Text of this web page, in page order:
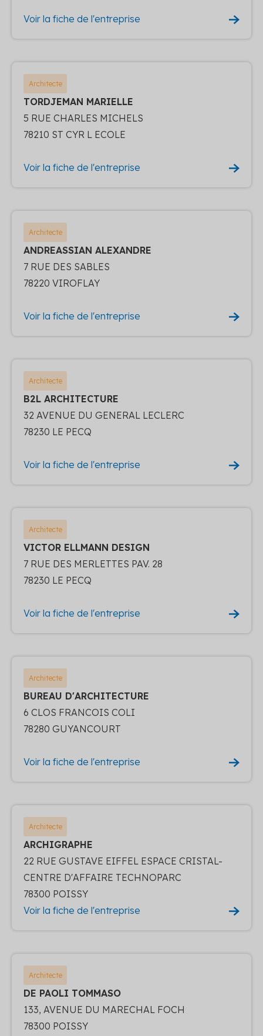
Voir la fiche de l'entreprise
Architecte
TORDJEMAN MARIELLE
5 RUE CHARLES MICHELS
78210 ST CYR L ECOLE
Voir la fiche de l'entreprise
Architecte
ANDREASSIAN ALEXANDRE
7 RUE DES SABLES
78220 VIROFLAY
Voir la fiche de l'entreprise
Architecte
B2L ARCHITECTURE
32 AVENUE DU GENERAL LECLERC
78230 LE PECQ
Voir la fiche de l'entreprise
Architecte
VICTOR ELLMANN DESIGN
7 RUE DES MERLETTES PAV. 28
78230 LE PECQ
Voir la fiche de l'entreprise
Architecte
BUREAU D'ARCHITECTURE
6 CLOS FRANCOIS COLI
78280 GUYANCOURT
Voir la fiche de l'entreprise
Architecte
ARCHIGRAPHE
22 RUE GUSTAVE EIFFEL ESPACE CRISTAL-
CENTRE D'AFFAIRE TECHNOPARC
78300 POISSY
Voir la fiche de l'entreprise
Architecte
DE PAOLI TOMMASO
133, AVENUE DU MARECHAL FOCH
78300 POISSY